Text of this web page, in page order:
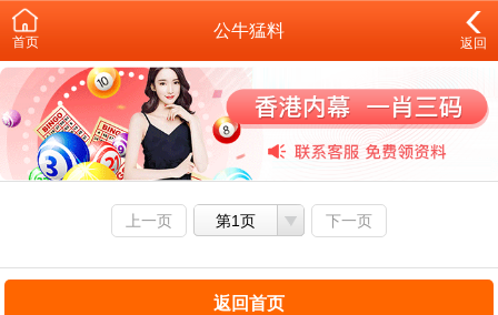
首页
公牛猛料
返回
上一页 第1页 下一页
返回首页